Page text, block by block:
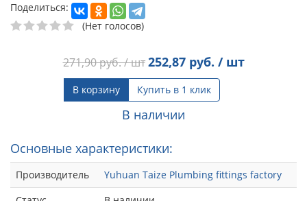
Поделиться:
(Нет голосов)
271,90руб. / шт 252,87руб. / шт
В корзину Купить в 1 клик
В наличии
Основные характеристики:
Производитель
Yuhuan Taize Plumbing fittings factory